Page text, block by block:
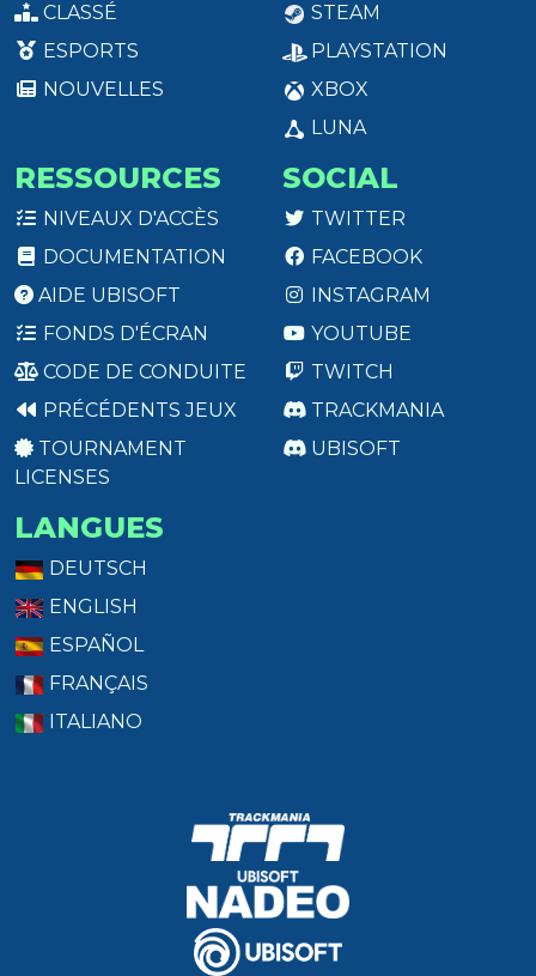
CLASSÉ
ESPORTS
NOUVELLES
STEAM
PLAYSTATION
XBOX
LUNA
RESSOURCES
NIVEAUX D'ACCÈS
DOCUMENTATION
AIDE UBISOFT
FONDS D'ÉCRAN
CODE DE CONDUITE
PRÉCÉDENTS JEUX
TOURNAMENT
LICENSES
SOCIAL
TWITTER
FACEBOOK
INSTAGRAM
YOUTUBE
TWITCH
TRACKMANIA
UBISOFT
LANGUES
DEUTSCH
ENGLISH
ESPAÑOL
FRANÇAIS
ITALIANO